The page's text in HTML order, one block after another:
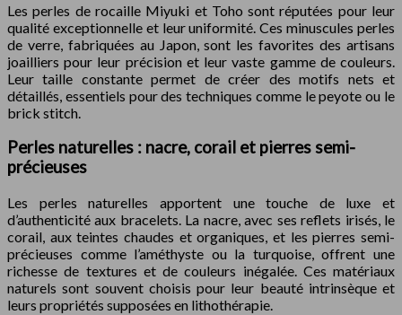
Les perles de rocaille Miyuki et Toho sont réputées pour leur
qualité exceptionnelle et leur uniformité. Ces minuscules perles
de verre, fabriquées au Japon, sont les favorites des artisans
joailliers pour leur précision et leur vaste gamme de couleurs.
Leur taille constante permet de créer des motifs nets et
détaillés, essentiels pour des techniques comme le peyote ou le
brick stitch.
Perles naturelles : nacre, corail et pierres semi-
précieuses
Les perles naturelles apportent une touche de luxe et
d’authenticité aux bracelets. La nacre, avec ses reflets irisés, le
corail, aux teintes chaudes et organiques, et les pierres semi-
précieuses comme l’améthyste ou la turquoise, offrent une
richesse de textures et de couleurs inégalée. Ces matériaux
naturels sont souvent choisis pour leur beauté intrinsèque et
leurs propriétés supposées en lithothérapie.